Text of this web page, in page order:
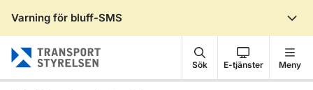
Varning för bluff-SMS
Sök E-tjänster Meny